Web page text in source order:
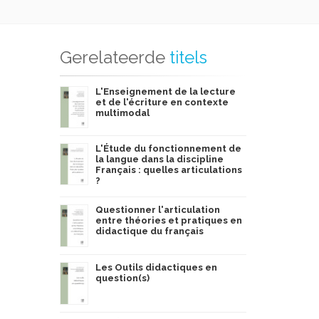
Gerelateerde titels
L'Enseignement de la lecture
et de l'écriture en contexte
multimodal
L'Étude du fonctionnement de
la langue dans la discipline
Français : quelles articulations
?
Questionner l'articulation
entre théories et pratiques en
didactique du français
Les Outils didactiques en
question(s)